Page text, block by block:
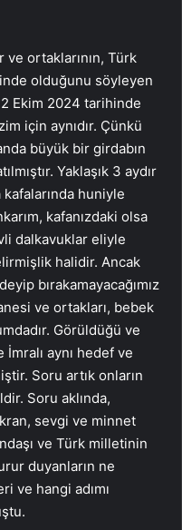
ortaklarının, Türk
olduğunu söyleyen
Ekim 2024 tarihinde
için aynıdır. Çünkü
büyük bir girdabın
Yaklaşık 3 aydır
kafalarında huniyle
kafanızdaki olsa
dalkavuklar eliyle
halidir. Ancak
bırakamayacağımız
ve ortakları, bebek
Görüldüğü ve
aynı hedef ve
Soru artık onların
Soru aklında,
sevgi ve minnet
ve Türk milletinin
duyanların ne
ve hangi adımı